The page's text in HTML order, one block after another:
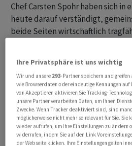
Chef Carsten Spohr haben sich in
heute darauf verständigt,
beide Seiten wirtschaftlich
Bremer Senatssprecher Christian
Unternehmenssprecherin der
Gespräche ebenfalls, wollte sich
Vertraulichkeit nicht zu Inhalten
Bisher bis zu fünf
Ihre Privatsphäre ist uns wichtig
Wir und unsere 293-Partner speichern und greifen
wie Browserdaten oder eindeutige Kennungen auf
von Akzeptieren aktivieren Sie Tracking-
unsere Partner verarbeiten Daten, um Ihnen
Zwecke. Wenn Tracker deaktiviert sind, sind
möglicherweise nicht mehr so relevant für Sie. Sie
wieder aufrufen, um Ihre Einstellungen zu ändern
widerrufen, indem Sie auf den Link
der Webseite klicken. Ihre Einstellungen gelten